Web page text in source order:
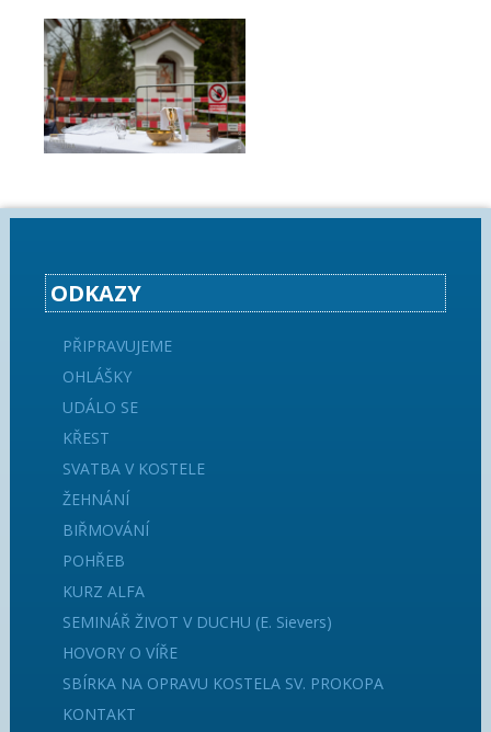
ODKAZY
PŘIPRAVUJEME
OHLÁŠKY
UDÁLO SE
KŘEST
SVATBA V KOSTELE
ŽEHNÁNÍ
BIŘMOVÁNÍ
POHŘEB
KURZ ALFA
SEMINÁŘ ŽIVOT V DUCHU (E. Sievers)
HOVORY O VÍŘE
SBÍRKA NA OPRAVU KOSTELA SV. PROKOPA
KONTAKT